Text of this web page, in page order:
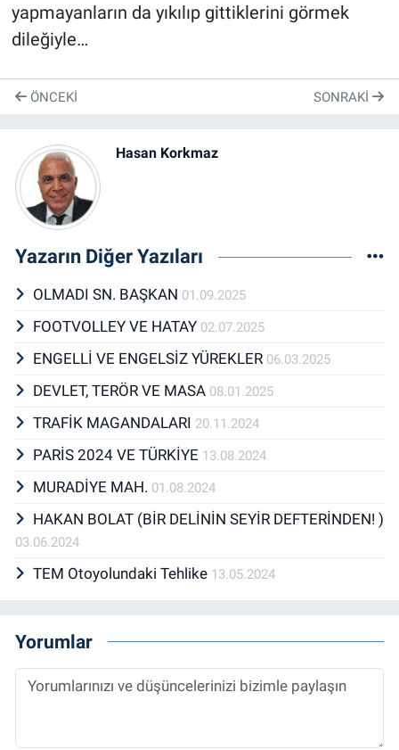
yapmayanların da yıkılıp gittiklerini görmek
dileğiyle…
ÖNCEKI SONRAKI
Hasan Korkmaz
Yazarın Diğer Yazıları
OLMADI SN. BAŞKAN 01.09.2025
FOOTVOLLEY VE HATAY 02.07.2025
ENGELLİ VE ENGELSİZ YÜREKLER 06.03.2025
DEVLET, TERÖR VE MASA 08.01.2025
TRAFİK MAGANDALARI 20.11.2024
PARİS 2024 VE TÜRKİYE 13.08.2024
MURADİYE MAH. 01.08.2024
HAKAN BOLAT (BİR DELİNİN SEYİR DEFTERİNDEN! )
03.06.2024
TEM Otoyolundaki Tehlike 13.05.2024
Yorumlar